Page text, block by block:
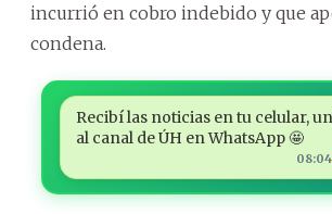
incurrió en cobro indebido y que
condena.
Recibí las noticias en tu celular,
al canal de ÚH en WhatsApp 🤩
08:04